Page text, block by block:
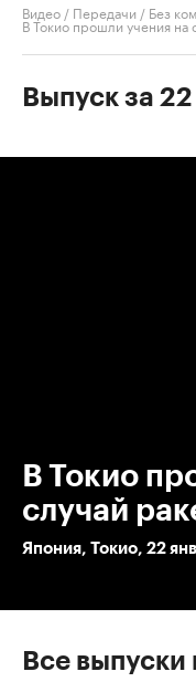
Видео / Передачи / Без
В Токио прошли учения на
Выпуск за
В Токио
случай
Япония, Токио, 22
Все